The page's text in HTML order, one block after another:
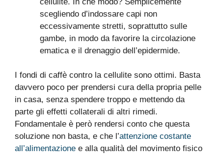
scegliendo d’indossare capi non
eccessivamente stretti, soprattutto sulle
gambe, in modo da favorire la circolazione
ematica e il drenaggio dell’epidermide.
I fondi di caffè contro la cellulite sono ottimi. Basta
davvero poco per prendersi cura della propria pelle
in casa, senza spendere troppo e mettendo da
parte gli effetti collaterali di altri rimedi.
Fondamentale è però rendersi conto che questa
soluzione non basta, e che l’attenzione costante
all’alimentazione e alla qualità del movimento fisico